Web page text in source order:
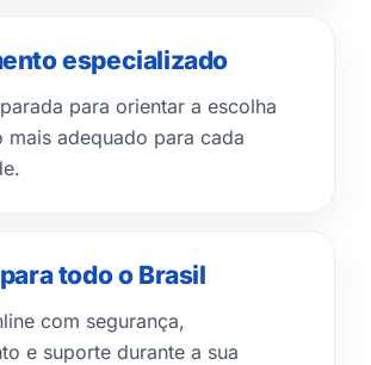
especializado
para orientar a escolha
adequado para cada
todo o Brasil
com segurança,
e suporte durante a sua